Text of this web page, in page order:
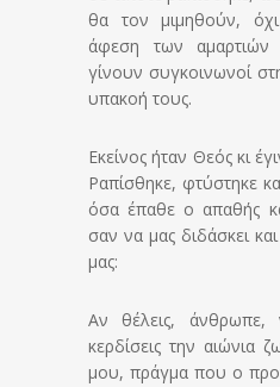
θα τον μιμηθούν,
άφεση των
γίνουν συγκοινωνοί
υπακοή τους.
Εκείνος ήταν Θεός κι
Ραπίσθηκε, φτύστηκε
όσα έπαθε ο απαθής
σαν να μας διδάσκει
μας:
Αν θέλεις, άνθρωπε,
κερδίσεις την αιώνια
μου, πράγμα που ο